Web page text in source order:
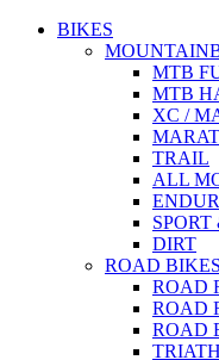
BIKES
MTB
MTB
XC /
TRAIL
ALL
DIRT
ROAD BIKES
ROAD
ROAD
ROAD